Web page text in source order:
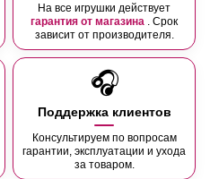
На все игрушки действует
гарантия от магазина . Срок
зависит от производителя.
🎧
Поддержка клиентов
Консультируем по вопросам
гарантии, эксплуатации и ухода
за товаром.